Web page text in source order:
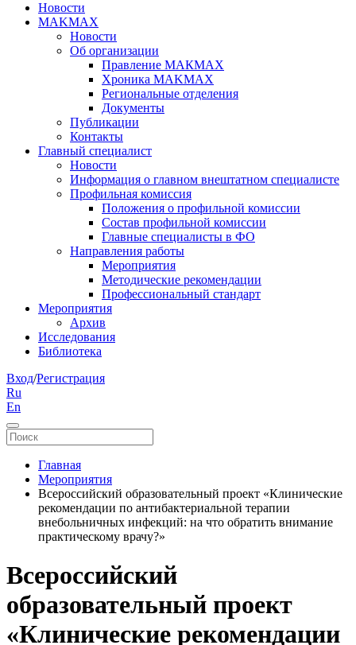
Новости
MAKMAX
Новости
Об организации
Правление МАКМАХ
Хроника MAKMAX
Региональные отделения
Документы
Публикации
Контакты
Главный специалист
Новости
Информация о главном внештатном специалисте
Профильная комиссия
Положения о профильной комиссии
Состав профильной комиссии
Главные специалисты в ФО
Направления работы
Мероприятия
Методические рекомендации
Профессиональный стандарт
Мероприятия
Архив
Исследования
Библиотека
Вход/Регистрация
Ru
En
Главная
Мероприятия
Всероссийский образовательный проект «Клинические
рекомендации по антибактериальной терапии
внебольничных инфекций: на что обратить внимание
практическому врачу?»
Всероссийский
образовательный проект
«Клинические рекомендации